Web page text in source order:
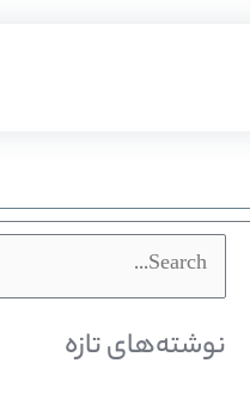
جستجو
برای:
نوشته‌های تازه